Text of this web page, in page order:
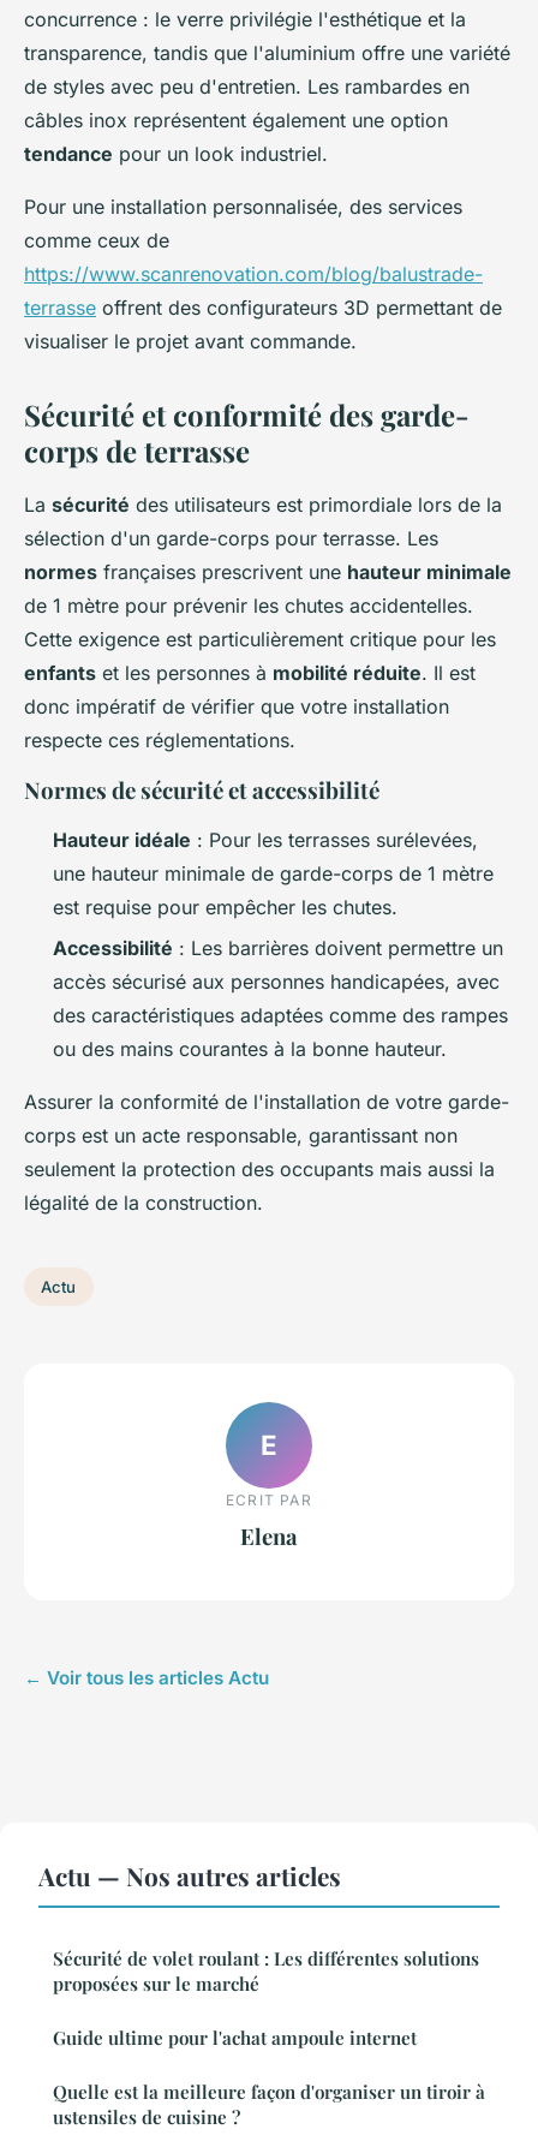
concurrence : le verre privilégie l'esthétique et la
transparence, tandis que l'aluminium offre une variété
de styles avec peu d'entretien. Les rambardes en
câbles inox représentent également une option
tendance pour un look industriel.
Pour une installation personnalisée, des services
comme ceux de
https://www.scanrenovation.com/blog/balustrade-
terrasse offrent des configurateurs 3D permettant de
visualiser le projet avant commande.
Sécurité et conformité des garde-
corps de terrasse
La sécurité des utilisateurs est primordiale lors de la
sélection d'un garde-corps pour terrasse. Les
normes françaises prescrivent une hauteur minimale
de 1 mètre pour prévenir les chutes accidentelles.
Cette exigence est particulièrement critique pour les
enfants et les personnes à mobilité réduite. Il est
donc impératif de vérifier que votre installation
respecte ces réglementations.
Normes de sécurité et accessibilité
Hauteur idéale : Pour les terrasses surélevées,
une hauteur minimale de garde-corps de 1 mètre
est requise pour empêcher les chutes.
Accessibilité : Les barrières doivent permettre un
accès sécurisé aux personnes handicapées, avec
des caractéristiques adaptées comme des rampes
ou des mains courantes à la bonne hauteur.
Assurer la conformité de l'installation de votre garde-
corps est un acte responsable, garantissant non
seulement la protection des occupants mais aussi la
légalité de la construction.
Actu
E
ECRIT PAR
Elena
← Voir tous les articles Actu
Actu — Nos autres articles
Sécurité de volet roulant : Les différentes solutions
proposées sur le marché
Guide ultime pour l'achat ampoule internet
Quelle est la meilleure façon d'organiser un tiroir à
ustensiles de cuisine ?